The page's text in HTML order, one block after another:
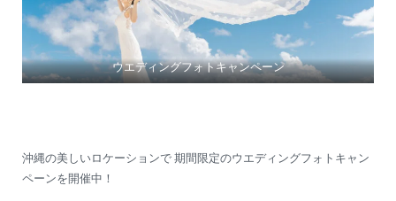
ウエディングフォトキャンペーン
沖縄の美しいロケーションで 期間限定のウエディングフォトキャン
ペーンを開催中！